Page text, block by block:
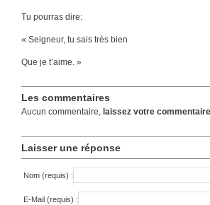
Tu pourras dire:
« Seigneur, tu sais très bien
Que je t’aime. »
Les commentaires
Aucun commentaire, laissez votre commentaire
Laisser une réponse
Nom (requis) :
E-Mail (requis) :